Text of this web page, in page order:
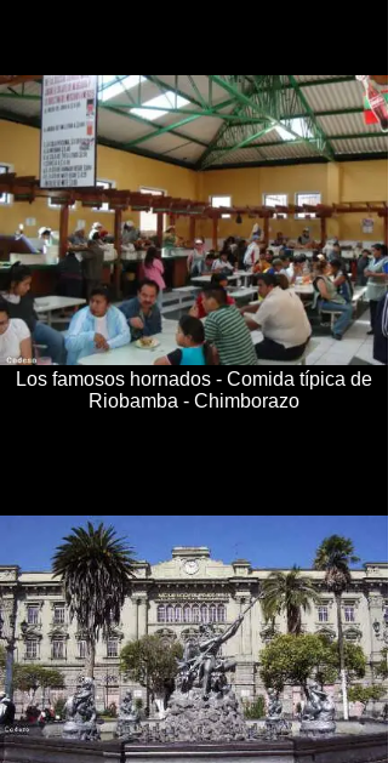
Los famosos hornados - Comida típica de
Riobamba - Chimborazo